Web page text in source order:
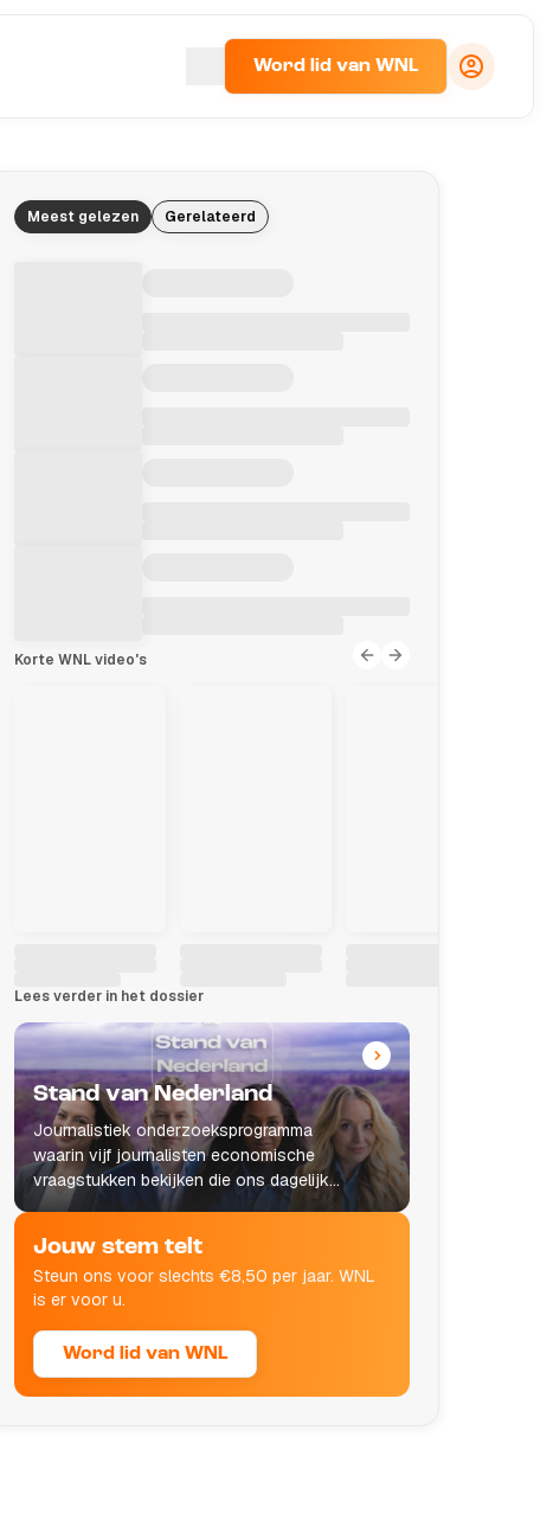
Word lid van WNL
Meest gelezen Gerelateerd
Korte WNL video's
Lees verder in het dossier
Stand van Nederland
Journalistiek onderzoeksprogramma
waarin vijf journalisten economische
vraagstukken bekijken die ons dagelijks
leven raken.
Jouw stem telt
Steun ons voor slechts €8,50 per jaar. WNL
is er voor u.
Word lid van WNL